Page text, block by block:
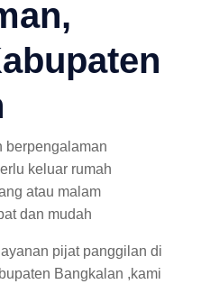
berpengalaman
keluar rumah
atau malam
dan mudah
pijat panggilan di
Bangkalan ,kami